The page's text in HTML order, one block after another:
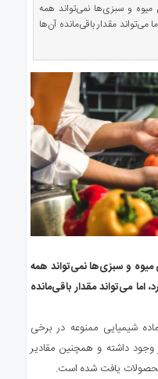
و سبزی‌ها نمی‌تواند همه
می‌تواند مقدار باقی‌مانده آن‌ها
و سبزی‌ها نمی‌تواند همه
می‌تواند مقدار باقی‌مانده
شیمیایی ممنوعه در برخی
وجود داشته و همچنین مقادیر
محصولات یافت شده است.